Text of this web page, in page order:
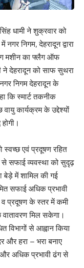
धामी ने शुक्रवार को
निगम, देहरादून द्वारा
मशीन का फ्लैग ऑफ
देहरादून को साफ सुथरा
निगम देहरादून के
कि स्मार्ट तकनीक
कार्यक्रम के उद्देश्यों
स्वच्छ एवं प्रदूषण रहित
सफाई व्यवस्था को सुदृढ़
बेड़े में शामिल की गई
सफाई अधिक प्रभावी
प्रदूषण के स्तर में कमी
मिल सकेगा।
विभागों से आह्वान किया
और हरा – भरा बनाए
अधिक प्रभावी ढंग से